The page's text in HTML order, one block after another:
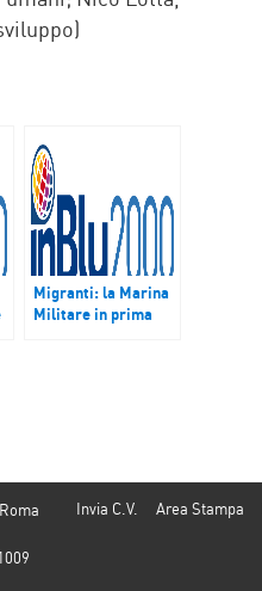
Migranti: la Marina
Militare in prima
Invia C.V. Area Stampa